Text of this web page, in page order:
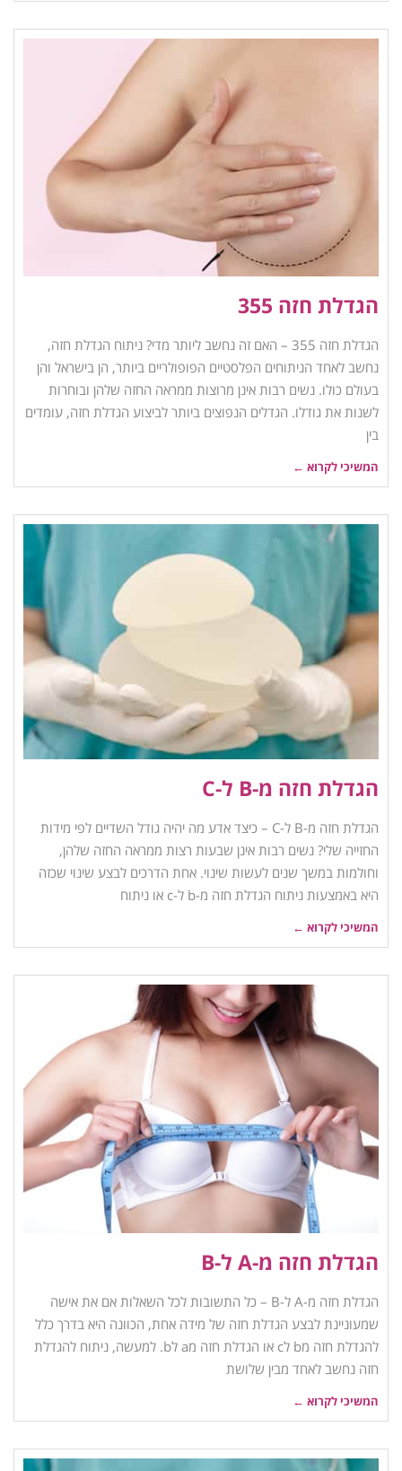
הגדלת חזה 355
הגדלת חזה 355 – האם זה נחשב ליותר מדי? ניתוח הגדלת חזה,
נחשב לאחד הניתוחים הפלסטיים הפופולריים ביותר, הן בישראל והן
בעולם כולו. נשים רבות אינן מרוצות ממראה החזה שלהן ובוחרות
לשנות את גודלו. הגדלים הנפוצים ביותר לביצוע הגדלת חזה, עומדים
בין
המשיכי לקרוא ←
הגדלת חזה מ-B ל-C
הגדלת חזה מ-B ל-C – כיצד אדע מה יהיה גודל השדיים לפי מידות
החזייה שלי? נשים רבות אינן שבעות רצות ממראה החזה שלהן,
וחולמות במשך שנים לעשות שינוי. אחת הדרכים לבצע שינוי שכזה
היא באמצעות ניתוח הגדלת חזה מ-b ל-c או ניתוח
המשיכי לקרוא ←
הגדלת חזה מ-A ל-B
הגדלת חזה מ-A ל-B – כל התשובות לכל השאלות אם את אישה
שמעוניינת לבצע הגדלת חזה של מידה אחת, הכוונה היא בדרך כלל
להגדלת חזה מb לc או הגדלת חזה מa לb. למעשה, ניתוח להגדלת
חזה נחשב לאחד מבין שלושת
המשיכי לקרוא ←